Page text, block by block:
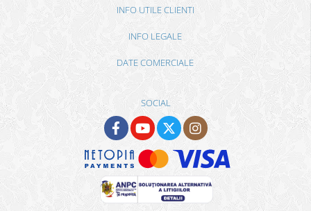
INFO UTILE CLIENTI
INFO LEGALE
DATE COMERCIALE
SOCIAL